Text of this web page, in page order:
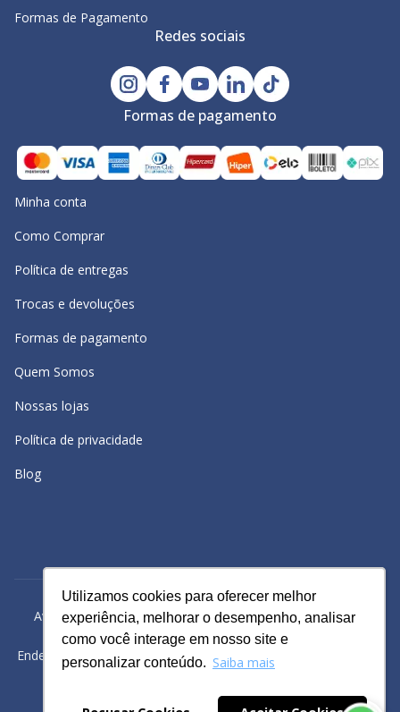
Utilizamos cookies para oferecer melhor
experiência, melhorar o desempenho, analisar
como você interage em nosso site e
personalizar conteúdo. Saiba mais
Utilizamos cookies para oferecer melhor
experiência, melhorar o desempenho, analisar
como você interage em nosso site e
personalizar conteúdo. Saiba mais
Formas de Pagamento
Redes sociais
Formas de pagamento
Minha conta
Como Comprar
Política de entregas
Trocas e devoluções
Formas de pagamento
Quem Somos
Nossas lojas
Política de privacidade
Blog
Avacy Distribuidora e Comércio de Calçados Ltda | CNPJ:
61.234.829/0001-43
Endereço: Rua Gomes Cardim, 235, Bairro: Brás, São Paulo -SP